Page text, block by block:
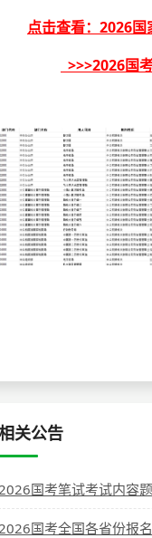
点击查看：2026
>>>2026国
关公告
国考笔试考试内容
国考全国各省份报